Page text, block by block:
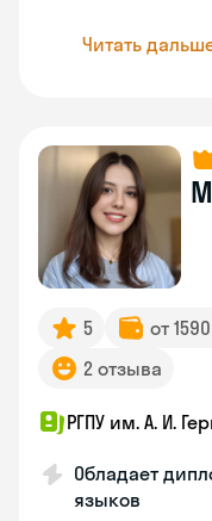
Читать
5 от
2 отзыва
РГПУ им. А. И.
Обладает
языков